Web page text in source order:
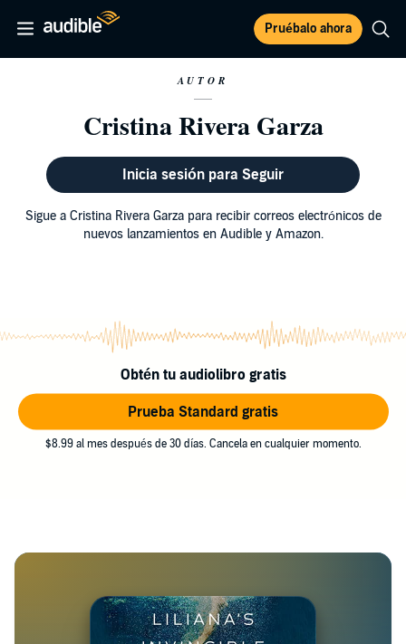
Pruébalo ahora
AUTOR
Cristina Rivera Garza
Inicia sesión para Seguir
Sigue a Cristina Rivera Garza para recibir correos electrónicos de
nuevos lanzamientos en Audible y Amazon.
Obtén tu audiolibro gratis
Prueba Standard gratis
$8.99 al mes después de 30 días. Cancela en cualquier momento.